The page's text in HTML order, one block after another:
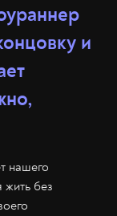
и
нашего
жить без